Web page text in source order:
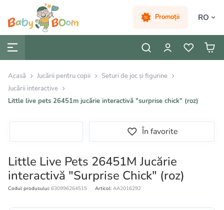
Promoții RO
Acasă Jucării pentru copii
Seturi de joc și figurine
Jucării interactive
Little live pets 26451m jucărie interactivă "surprise chick" (roz)
În favorite
Little Live Pets 26451M Jucărie
interactivă "Surprise Chick" (roz)
Codul produsului: 630996264515 Articol: AA2016292